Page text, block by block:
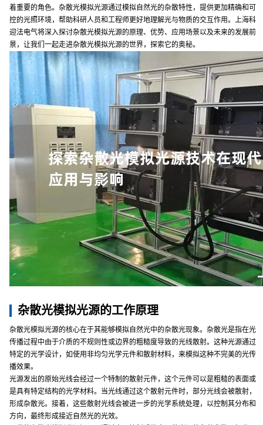
着重要的角色。杂散光模拟光源通过模拟自然光的杂散特性，提供更加精确和可
控的光照环境，帮助科研人员和工程师更好地理解光与物质的交互作用。上海科
迎法电气将深入探讨杂散光模拟光源的原理、优势、应用场景以及未来的发展前
景，让我们一起走进杂散光模拟光源的世界，探索它的奥秘。
杂散光模拟光源的工作原理
杂散光模拟光源的核心在于其能够模拟自然光中的杂散光现象。杂散光是指在光
传播过程中由于介质的不规则性或边界的粗糙度导致的光线散射。这种光源通过
特定的光学设计，如使用非均匀光学元件和散射材料，来模拟这种不完美的光传
播效果。
光源发出的原始光线会经过一个特制的散射元件，这个元件可以是粗糙的表面或
是具有特定结构的光学材料。当光线通过这个散射元件时，部分光线会被散射，
形成杂散光。接着，这些散射光线会被进一步的光学系统处理，以控制其分布和
方向，最终形成接近自然光的光效。